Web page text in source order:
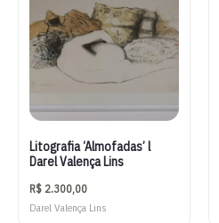
Litografia ‘Almofadas’ l
Darel Valença Lins
R$ 2.300,00
Darel Valença Lins